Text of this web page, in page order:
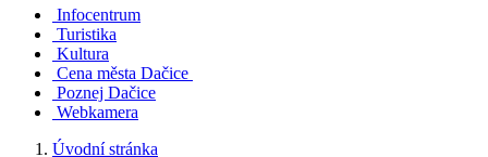
Infocentrum
Turistika
Kultura
Cena města Dačice
Poznej Dačice
Webkamera
Úvodní stránka